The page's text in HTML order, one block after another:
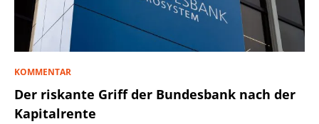
KOMMENTAR
Der riskante Griff der Bundesbank nach der
Kapitalrente